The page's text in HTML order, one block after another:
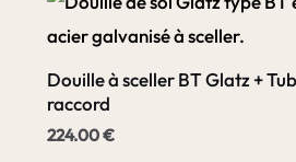
Douille à sceller BT Glatz +
raccord
224.00€